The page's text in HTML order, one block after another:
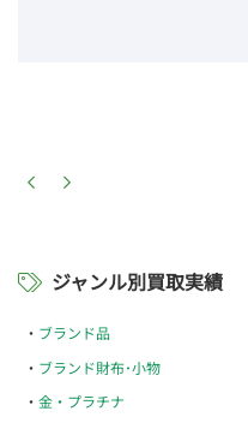
ジャンル別買取実績
ブランド品
ブランド財布･小物
金・プラチナ